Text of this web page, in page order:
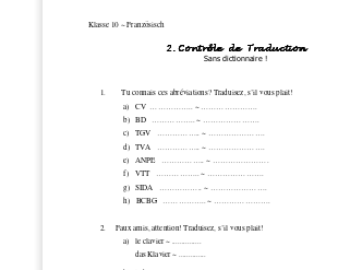
Klasse 10 ~ Französisch
2222. Contrôle  de  Traduction
Sans dictionnaire !
      1.        Tu connais ces abréviations? Traduisez, s’il vous plait!
a)
CV  ................. ~ ......................
b)
BD   ................. ~ ......................
c)
TGV   ................. ~ ......................
d)
TVA   ................. ~ ......................
e)
ANPE   ................. ~ ......................
f)
VTT   ................. ~ ......................
g)
SIDA   ................. ~ ......................
h)   BCBG   ................. ~ ......................
      2.     Faux amis, attention! Traduisez, s’il vous plait!
a)
le clavier ~ ...............
das Klavier ~ ..............